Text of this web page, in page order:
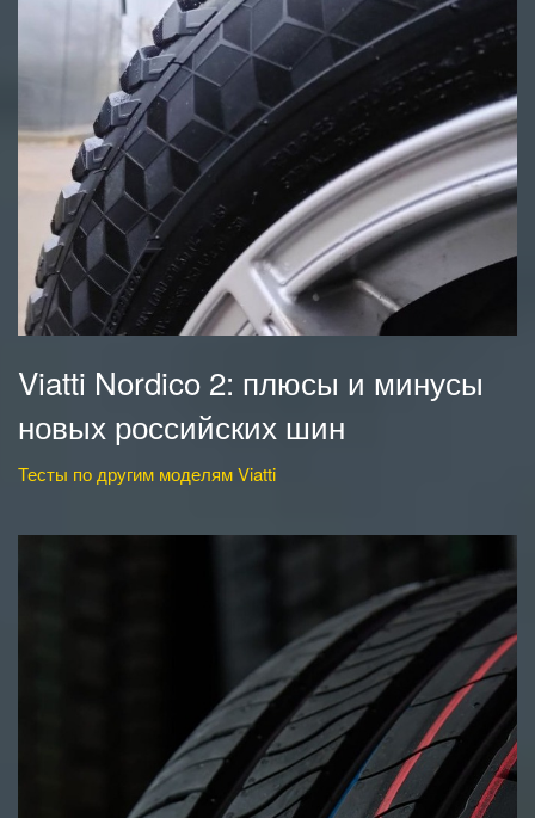
Viatti Nordico 2: плюсы и минусы
новых российских шин
Тесты по другим моделям Viatti